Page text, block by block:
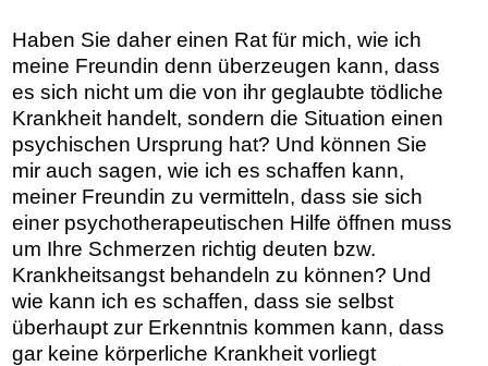
Haben Sie daher einen Rat für mich, wie ich
meine Freundin denn überzeugen kann, dass
es sich nicht um die von ihr geglaubte tödliche
Krankheit handelt, sondern die Situation einen
psychischen Ursprung hat? Und können Sie
mir auch sagen, wie ich es schaffen kann,
meiner Freundin zu vermitteln, dass sie sich
einer psychotherapeutischen Hilfe öffnen muss
um Ihre Schmerzen richtig deuten bzw.
Krankheitsangst behandeln zu können? Und
wie kann ich es schaffen, dass sie selbst
überhaupt zur Erkenntnis kommen kann, dass
gar keine körperliche Krankheit vorliegt